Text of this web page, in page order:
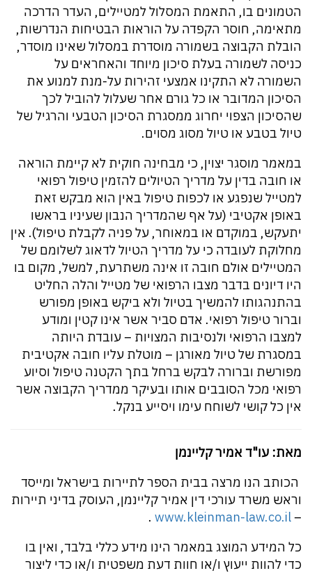
הטמונים בו, התאמת המסלול למטיילים, העדר הדרכה
מתאימה, חוסר הקפדה על הוראות הבטיחות הנדרשות,
הובלת הקבוצה בשמורה מוסדרת במסלול שאינו מוסדר,
כניסה לשמורה בעלת סיכון מיוחד והאחראים על
השמורה לא התקינו אמצעי זהירות על-מנת למנוע את
הסיכון המדובר או כל גורם אחר שעלול להוביל לכך
שהסיכון הצפוי יחרוג ממסגרת הסיכון הטבעי והרגיל של
טיול בטבע או טיול מסוג מסוים.
במאמר מוסגר יצוין, כי מבחינה חוקית לא קיימת הוראה
או חובה בדין על מדריך הטיולים להזמין טיפול רפואי
למטייל שנפגע או לכפות טיפול באין הוא מבקש זאת
באופן אקטיבי (על אף שהמדריך הנבון שעיניו בראשו
יתעקש, במוקדם או במאוחר, על פניה לקבלת טיפול). אין
מחלוקת לעובדה כי על מדריך הטיול לדאוג לשלומם של
המטיילים אולם חובה זו אינה משתרעת, למשל, מקום בו
היו דיונים בדבר מצבו הרפואי של מטייל והלה החליט
בהתנהגותו להמשיך בטיול ולא ביקש באופן מפורש
וברור טיפול רפואי. אדם סביר אשר אינו קטין ומודע
למצבו הרפואי ולנסיבות המצויות – עובדת היותה
במסגרת של טיול מאורגן – מוטלת עליו חובה אקטיבית
מפורשת וברורה לבקש ברחל בתך הקטנה טיפול וסיוע
רפואי מכל הסובבים אותו ובעיקר ממדריך הקבוצה אשר
אין כל קושי לשוחח עימו ויסייע בנקל.
מאת: עו"ד אמיר קליינמן
הכותב הנו מרצה בבית הספר לתיירות בישראל ומייסד
וראש משרד עורכי דין אמיר קליינמן, העוסק בדיני תיירות
–
www.kleinman-law.co.il
.
כל המידע המוצג במאמר הינו מידע כללי בלבד, ואין בו
כדי להוות ייעוץ ו/או חוות דעת משפטית ו/או כדי ליצור